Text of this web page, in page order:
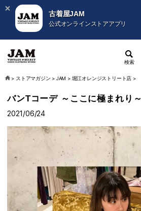
古着屋JAM
公式オンラインストアアプリ
検索
> ストアマガジン > JAM > 堀江オレンジストリート店 >
バンTコーデ ～ここに極まれり～
2021/06/24